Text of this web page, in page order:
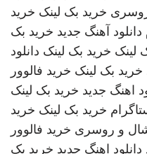
خرید بک لینک خرید
دانلود آهنگ جدید خرید بک
لینک خرید بک لینک دانلود
خرید بک لینک خرید فالوور
اهنگ جدید خرید بک لینک
خرید بک لینک خرید
و روسری خرید فالوور
دانلود اهنگ جدید خرید بک